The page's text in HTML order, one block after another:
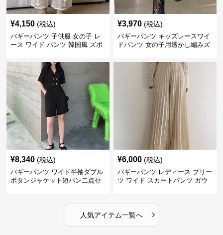
¥4,150 (税込)
バギーパンツ 子供服 女の子 レ
ース ワイド パンツ 韓国風 ズボ
¥3,970 (税込)
バギーパンツ キッズレースワイ
ドパンツ 女の子用透かし編みズ
¥8,340 (税込)
バギーパンツ ワイド半袖ダブル
ボタンジャケット短パン二点セ
¥6,000 (税込)
バギーパンツ レディース プリー
ツ ワイド スカートパンツ ガウ
人気アイテム一覧へ ›